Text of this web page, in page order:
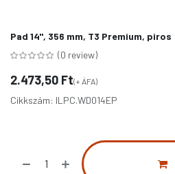
Pad 14", 356 mm, T3 Premium, piros
(0 review)
2.473,50 Ft(+ ÁFA)
Cikkszám: ILPC.WD014EP